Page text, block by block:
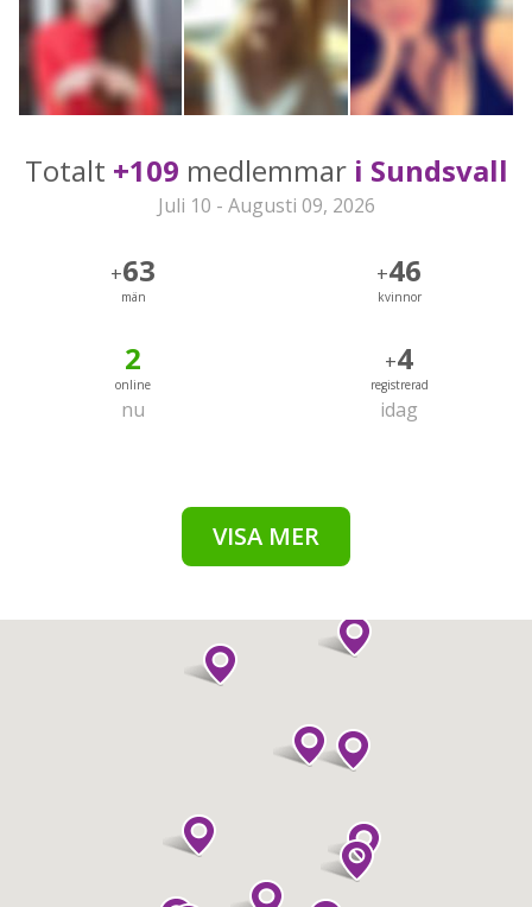
Totalt +109 medlemmar i Sundsvall
Juli 10 - Augusti 09, 2026
+63
män
+46
kvinnor
2
online
nu
+4
registrerad
idag
VISA MER